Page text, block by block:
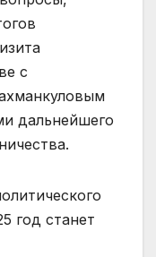
с
дальнейшего
год станет